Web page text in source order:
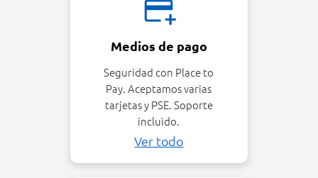
Seguridad con Place to
Pay. Aceptamos varias
tarjetas y PSE. Soporte
incluido.